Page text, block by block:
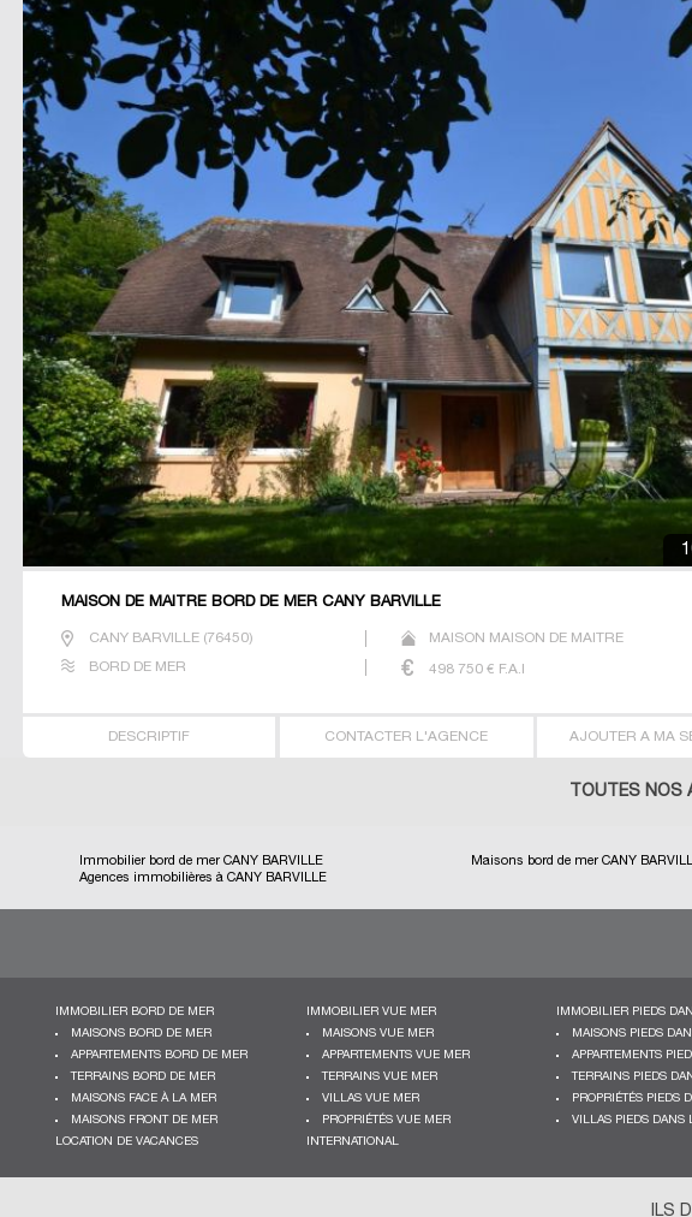
MAISON DE MAÎTRE BORD DE MER CANY BARVILLE
CANY BARVILLE(76450) MAISON MAISON DE MAITRE
BORD DE MER 498 750€ F.A.I
DESCRIPTIF CONTACTER L'AGENCE AJOUTER A MA
TOUTES NOS
Immobilier bord de mer CANY BARVILLE Maisons bord de mer CANY
Agences immobilières à CANY BARVILLE
IMMOBILIER BORD DE MER
MAISONS BORD DE MER
APPARTEMENTS BORD DE MER
TERRAINS BORD DE MER
MAISONS FACE À LA MER
MAISONS FRONT DE MER
IMMOBILIER VUE MER
MAISONS VUE MER
APPARTEMENTS VUE MER
TERRAINS VUE MER
VILLAS VUE MER
PROPRIÉTÉS VUE MER
IMMOBILIER PIEDS
MAISONS PIEDS
APPARTEMENTS
TERRAINS PIEDS
PROPRIÉTÉS PIEDS
VILLAS PIEDS DANS
LOCATION DE VACANCES
INTERNATIONAL
ILS